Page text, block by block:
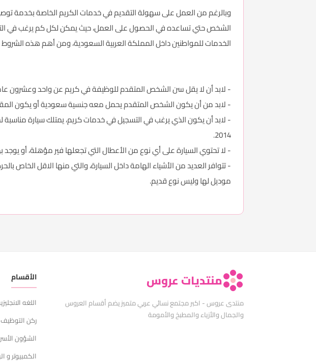
وبالرغم من العمل على سهولة التقديم في خدمات الكريم الخاصة بخدمة
الشخص حتي تساعده في الحصول على العمل، حيث يمكن لكل كم يرغب في
الخدمات للمواطنين داخل المملكة العربية السعودية، ومن أهم هذه
- لابد أن لا يقل سن الشخص المتقدم للوظيفة في كريم عن واحد وعشرون
- لابد من أن يكون الشخص المتقدم يحمل معه جنسية سعودية أو يكون
- لابد أن يكون الذي يرغب في التسجيل في خدمات كريم، يمتلك سيارة
2014.
- لا تحتوي السيارة على أي نوع من الأعطال التي تجعلها فير مؤهلة، أو
- تتوافر العديد من الأشياء الهامة داخل السيارة، والتي منها الاقل الخاص
موديل لها وليس نوع قديم.
منتديات عروس
منتدى عروس - اكبر مجتمع نسائي عربي متميز يضم أقسام العروس
والجمال والأزياء والمطبخ والأمومة
الأقسام
اللغه
ركن
الشؤون
الكمبيوتر و